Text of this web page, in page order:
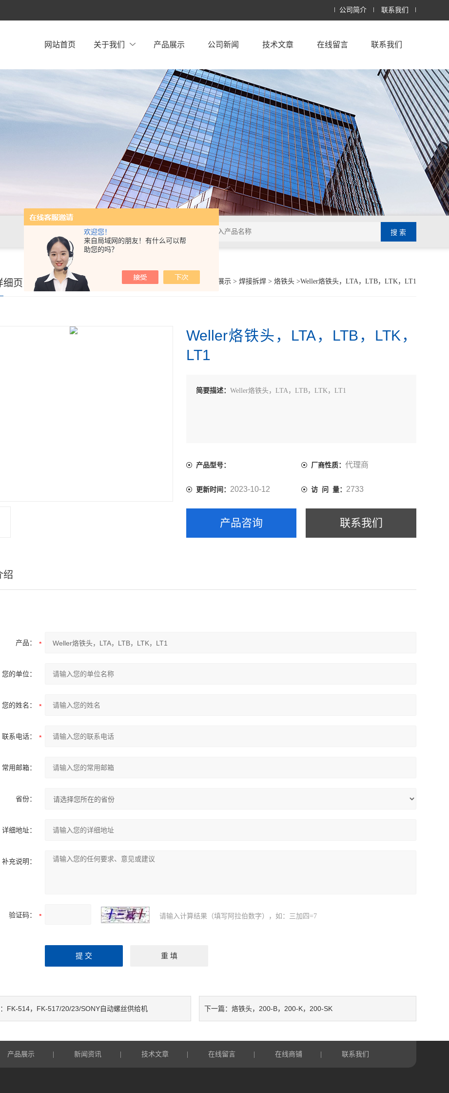
欢迎您！
来自局域网的朋友！有什么可以帮
助您的吗？
公司简介 联系我们
网站首页 关于我们 产品展示 公司新闻 技术文章 在线留言 联系我们
你的位置：首页 产品展示> 焊接拆焊> 烙铁头>Weller烙铁头，LTA，LTB，LTK，LT1
细页
Weller烙铁头，LTA，LTB，LTK，
LT1
简要描述：Weller烙铁头，LTA，LTB，LTK，LT1
产品型号： 厂商性质： 代理商
更新时间： 2023-10-12 访 问 量： 2733
产品咨询 联系我们
绍
产品：
您的单位：
您的姓名：
联系电话：
常用邮箱：
省份：
详细地址：
补充说明：
验证码： 请输入计算结果（填写阿拉伯数字），如：三加四=7
FK-514，FK-517/20/23/SONY自动螺丝供给机 下一篇：烙铁头，200-B，200-K，200-SK
产品展示 新闻资讯 技术文章 在线留言 在线商铺 联系我们